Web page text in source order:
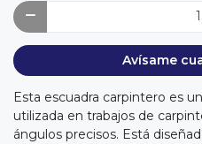
Avísame
Esta escuadra carpintero es
utilizada en trabajos de
ángulos precisos. Está